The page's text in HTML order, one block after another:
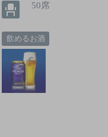
50席
飲めるお酒